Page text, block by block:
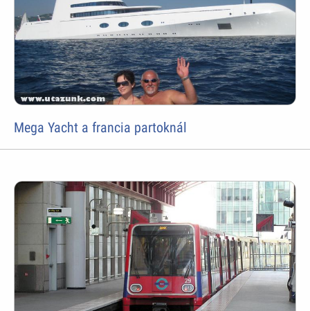
Mega Yacht a francia partoknál